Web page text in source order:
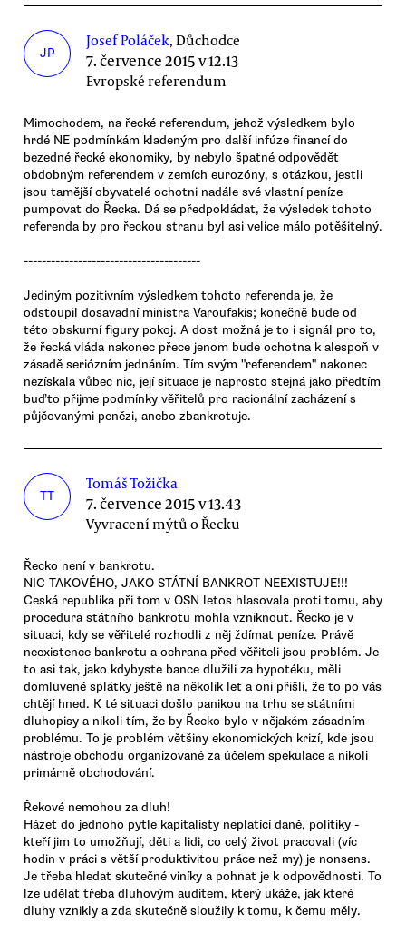
JP
Josef Poláček, Důchodce
7. července 2015 v 12.13
Evropské referendum
Mimochodem, na řecké referendum, jehož výsledkem bylo
hrdé NE podmínkám kladeným pro další infúze financí do
bezedné řecké ekonomiky, by nebylo špatné odpovědět
obdobným referendem v zemích eurozóny, s otázkou, jestli
jsou tamější obyvatelé ochotni nadále své vlastní peníze
pumpovat do Řecka. Dá se předpokládat, že výsledek tohoto
referenda by pro řeckou stranu byl asi velice málo potěšitelný.
---------------------------------------
Jediným pozitivním výsledkem tohoto referenda je, že
odstoupil dosavadní ministra Varoufakis; konečně bude od
této obskurní figury pokoj. A dost možná je to i signál pro to,
že řecká vláda nakonec přece jenom bude ochotna k alespoň v
zásadě seriózním jednáním. Tím svým "referendem" nakonec
nezískala vůbec nic, její situace je naprosto stejná jako předtím
buďto přijme podmínky věřitelů pro racionální zacházení s
půjčovanými penězi, anebo zbankrotuje.
TT
Tomáš Tožička
7. července 2015 v 13.43
Vyvracení mýtů o Řecku
Řecko není v bankrotu.
NIC TAKOVÉHO, JAKO STÁTNÍ BANKROT NEEXISTUJE!!!
Česká republika při tom v OSN letos hlasovala proti tomu, aby
procedura státního bankrotu mohla vzniknout. Řecko je v
situaci, kdy se věřitelé rozhodli z něj ždímat peníze. Právě
neexistence bankrotu a ochrana před věřiteli jsou problém. Je
to asi tak, jako kdybyste bance dlužili za hypotéku, měli
domluvené splátky ještě na několik let a oni přišli, že to po vás
chtějí hned. K té situaci došlo panikou na trhu se státními
dluhopisy a nikoli tím, že by Řecko bylo v nějakém zásadním
problému. To je problém většiny ekonomických krizí, kde jsou
nástroje obchodu organizované za účelem spekulace a nikoli
primárně obchodování.
Řekové nemohou za dluh!
Házet do jednoho pytle kapitalisty neplatící daně, politiky -
kteří jim to umožňují, děti a lidi, co celý život pracovali (víc
hodin v práci s větší produktivitou práce než my) je nonsens.
Je třeba hledat skutečné viníky a pohnat je k odpovědnosti. To
lze udělat třeba dluhovým auditem, který ukáže, jak které
dluhy vznikly a zda skutečně sloužily k tomu, k čemu měly.